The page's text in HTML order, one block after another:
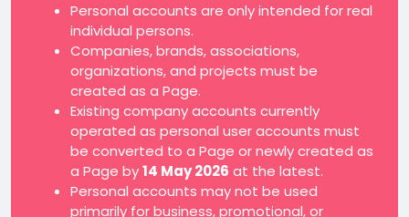
Personal accounts are only intended for real
individual persons.
Companies, brands, associations,
organizations, and projects must be
created as a Page.
Existing company accounts currently
operated as personal user accounts must
be converted to a Page or newly created as
a Page by14 May 2026 at the latest.
Personal accounts may not be used
primarily for business, promotional, or